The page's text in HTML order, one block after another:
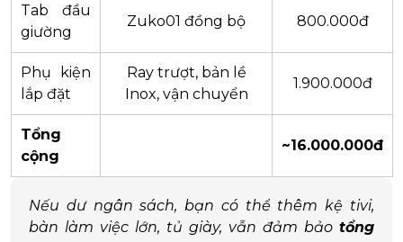
Tab đầu
giường
Zuko01 đồng bộ 800.000đ
Phụ kiện
lắp đặt
Ray trượt, bản lề
Inox, vận chuyển
1.900.000đ
Tổng
cộng
~16.000.000đ
Nếu dư ngân sách, bạn có thể thêm kệ tivi,
bàn làm việc lớn, tủ giày, vẫn đảm bảo tổng